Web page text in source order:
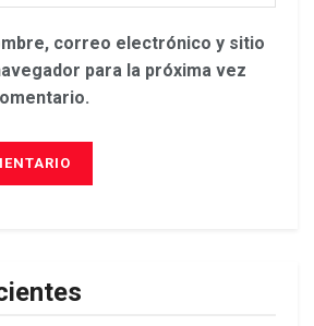
correo electrónico y sitio
para la próxima vez